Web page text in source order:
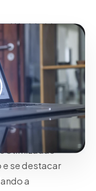
Worldwide
de presença
única de
ideais.
resultados
às
otimizadas
e se destacar
a